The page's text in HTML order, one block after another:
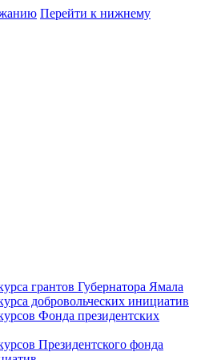
Перейти к нижнему
грантов Губернатора Ямала
добровольческих инициатив
Фонда президентских
Президентского фонда